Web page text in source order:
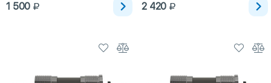
1 500 2 420